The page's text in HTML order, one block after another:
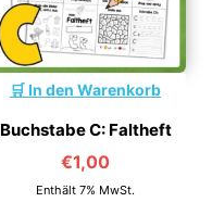
In den Warenkorb
Buchstabe C: Faltheft
€1,00
Enthält 7% MwSt.